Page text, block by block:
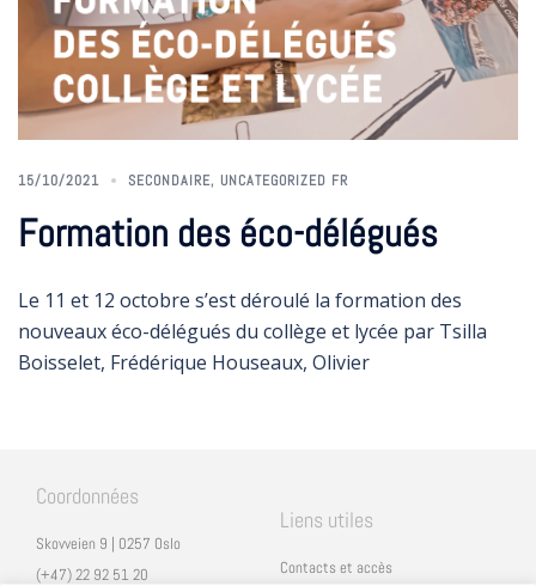
15/10/2021 SECONDAIRE, UNCATEGORIZED FR
Formation des éco-délégués
Le 11 et 12 octobre s’est déroulé la formation des
nouveaux éco-délégués du collège et lycée par Tsilla
Boisselet, Frédérique Houseaux, Olivier
Coordonnées
Skovveien 9 | 0257 Oslo
(+47) 22 92 51 20
Liens utiles
Contacts et accès